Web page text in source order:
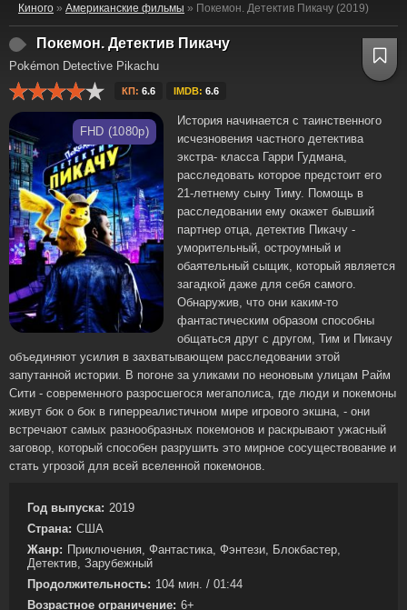
Киного » Американские фильмы » Покемон. Детектив Пикачу (2019)
Покемон. Детектив Пикачу
Pokémon Detective Pikachu
КП: 6.6 IMDB: 6.6
FHD (1080p)
История начинается с таинственного
исчезновения частного детектива
экстра- класса Гарри Гудмана,
расследовать которое предстоит его
21-летнему сыну Тиму. Помощь в
расследовании ему окажет бывший
партнер отца, детектив Пикачу -
уморительный, остроумный и
обаятельный сыщик, который является
загадкой даже для себя самого.
Обнаружив, что они каким-то
фантастическим образом способны
общаться друг с другом, Тим и Пикачу
объединяют усилия в захватывающем расследовании этой
запутанной истории. В погоне за уликами по неоновым улицам Райм
Сити - современного разросшегося мегаполиса, где люди и покемоны
живут бок о бок в гиперреалистичном мире игрового экшна, - они
встречают самых разнообразных покемонов и раскрывают ужасный
заговор, который способен разрушить это мирное сосуществование и
стать угрозой для всей вселенной покемонов.
Год выпуска: 2019
Страна: США
Жанр: Приключения, Фантастика, Фэнтези, Блокбастер,
Детектив, Зарубежный
Продолжительность: 104 мин. / 01:44
Возрастное ограничение: 6+